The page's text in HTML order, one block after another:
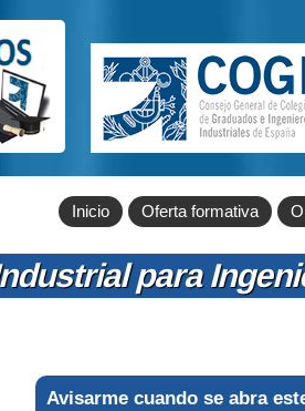
Inicio Oferta formativa
para
Avisarme cuando se abra